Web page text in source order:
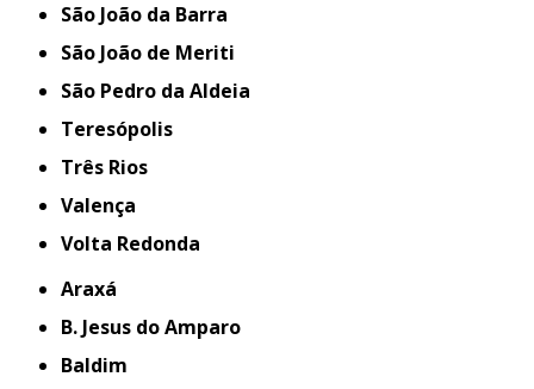
São João da Barra
São João de Meriti
São Pedro da Aldeia
Teresópolis
Três Rios
Valença
Volta Redonda
Araxá
B. Jesus do Amparo
Baldim